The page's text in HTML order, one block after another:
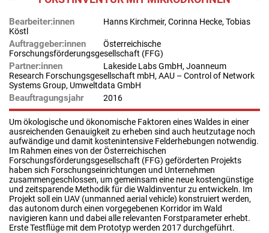
Bearbeiter:innen
Hanns Kirchmeir, Corinna Hecke, Tobias
Köstl
Auftraggeber:innen
Österreichische
Forschungsförderungsgesellschaft (FFG)
Partner:innen
Lakeside Labs GmbH, Joanneum
Research Forschungsgesellschaft mbH, AAU – Control of Network
Systems Group, Umweltdata GmbH
Beauftragungsjahr 2016
Um ökologische und ökonomische Faktoren eines Waldes in einer
ausreichenden Genauigkeit zu erheben sind auch heutzutage noch
aufwändige und damit kostenintensive Felderhebungen notwendig.
Im Rahmen eines von der Österreichischen
Forschungsförderungsgesellschaft (FFG) geförderten Projekts
haben sich Forschungseinrichtungen und Unternehmen
zusammengeschlossen, um gemeinsam eine neue kostengünstige
und zeitsparende Methodik für die Waldinventur zu entwickeln. Im
Projekt soll ein UAV (unmanned aerial vehicle) konstruiert werden,
das autonom durch einen vorgegebenen Korridor im Wald
navigieren kann und dabei alle relevanten Forstparameter erhebt.
Erste Testflüge mit dem Prototyp werden 2017 durchgeführt.